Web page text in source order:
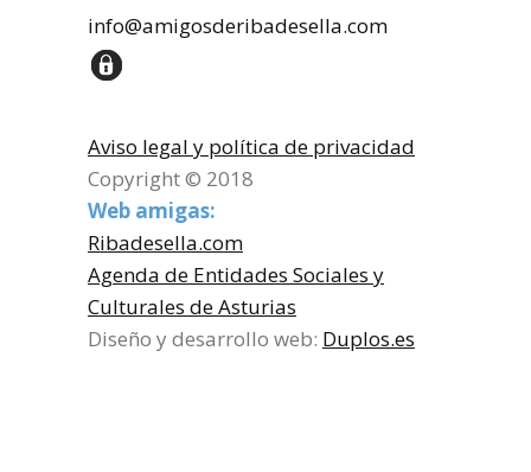
info@amigosderibadesella.com
Aviso legal y política de privacidad
Copyright © 2018
Web amigas:
Ribadesella.com
Agenda de Entidades Sociales y
Culturales de Asturias
Diseño y desarrollo web: Duplos.es